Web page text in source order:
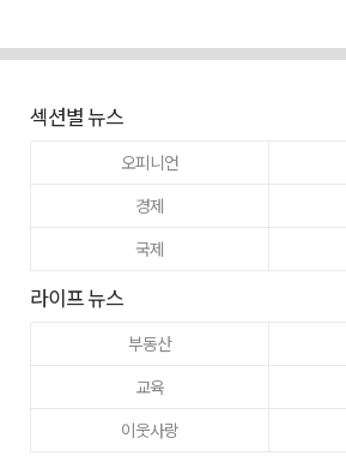
섹션별 뉴스
오피니언
경제
국제
라이프 뉴스
부동산
교육
이웃사랑